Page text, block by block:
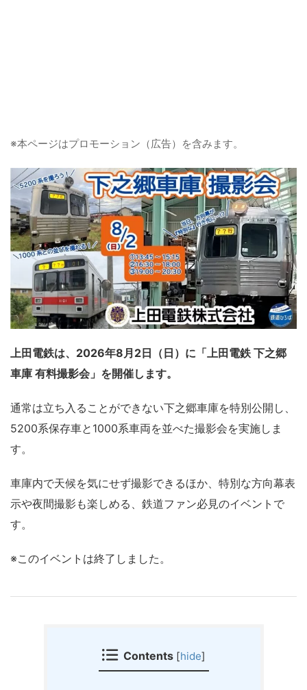
※本ページはプロモーション（広告）を含みます。
上田電鉄は、2026年8月2日（日）に「上田電鉄 下之郷
車庫 有料撮影会」を開催します。
通常は立ち入ることができない下之郷車庫を特別公開し、
5200系保存車と1000系車両を並べた撮影会を実施しま
す。
車庫内で天候を気にせず撮影できるほか、特別な方向幕表
示や夜間撮影も楽しめる、鉄道ファン必見のイベントで
す。
※このイベントは終了しました。
Contents [hide]